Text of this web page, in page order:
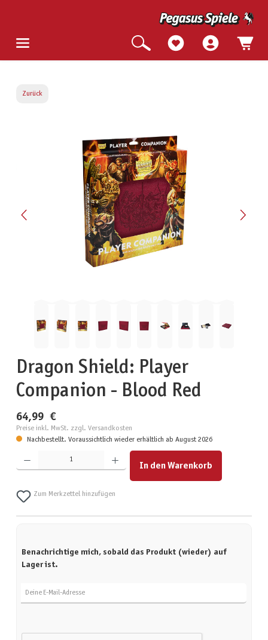
Zurück
Bildergalerie überspringen
Dragon Shield: Player
Companion - Blood Red
64,99 €
Preise inkl. MwSt. zzgl. Versandkosten
Nachbestellt. Voraussichtlich wieder erhältlich ab August 2026
Produkt Anzahl: Gib den gewünschten Wert ein oder benutze die Schaltflächen um die Anzahl zu
In den Warenkorb
Zum Merkzettel hinzufügen
Benachrichtige mich, sobald das Produkt (wieder) auf
Lager ist.